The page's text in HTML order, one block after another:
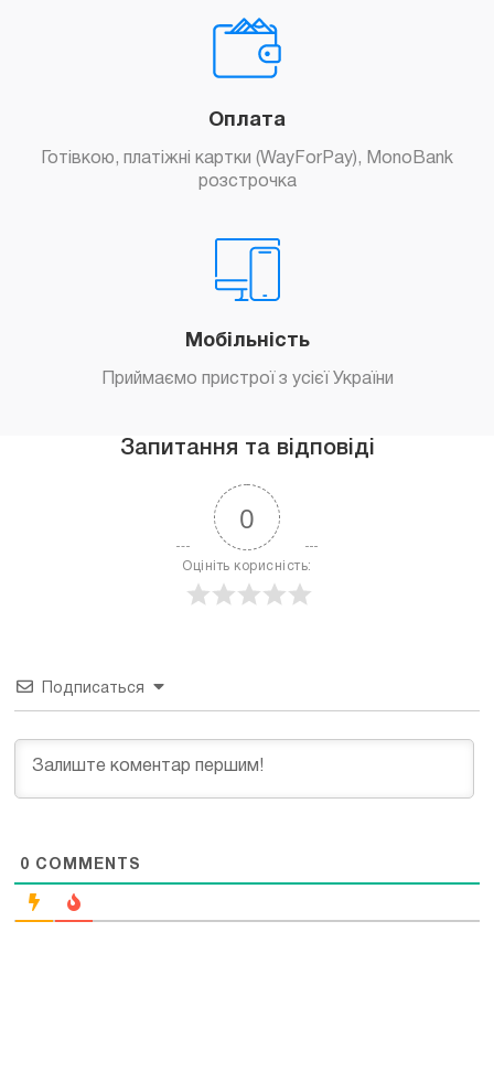
Оплата
Готівкою, платіжні картки (WayForPay), MonoBank
розстрочка
Мобільність
Приймаємо пристрої з усієї України
Запитання та відповіді
0
Оцініть корисність:
Подписаться
0 COMMENTS